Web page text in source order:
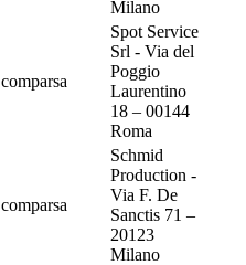
Milano
comparsa
Spot Service
Srl - Via del
Poggio
Laurentino
18 – 00144
Roma
comparsa
Schmid
Production -
Via F. De
Sanctis 71 –
20123
Milano